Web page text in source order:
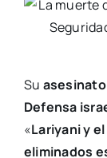
Su
Defensa
«Lariyani y
eliminados